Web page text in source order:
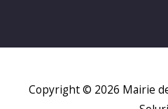
Copyright © 2026 Mairie